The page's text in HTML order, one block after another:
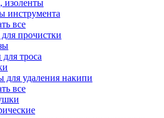
изоленты
инструмента
все
прочистки
троса
для удаления накипи
все